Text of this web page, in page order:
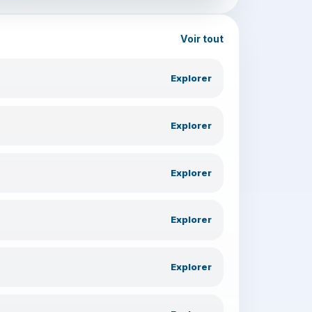
Voir tout
Explorer
Explorer
Explorer
Explorer
Explorer